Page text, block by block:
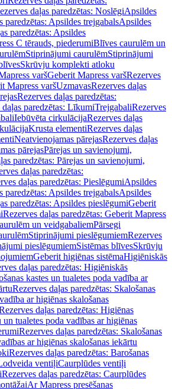
daļas paredzētas: NoslēgiApsildes
paredzētas: Apsildes trejgabalsApsildes
paredzētas: Apsildes
C tērauds, piederumiBlīves caurulēm un
Stiprinājumi caurulēmStiprinājumi
Skrūvju komplekti atloku
varšGeberit Mapress varšRezerves
Mapress varšUzmavasRezerves daļas
Rezerves daļas paredzētas:
daļas paredzētas: LīkumiTrejgabaliRezerves
Iebūvēta cirkulācijaRezerves daļas
Krusta elementiRezerves daļas
Neatvienojamas pārejasRezerves daļas
pārejasPārejas un savienojumi,
paredzētas: Pārejas un savienojumi,
daļas paredzētas:
daļas paredzētas: PieslēgumiApsildes
paredzētas: Apsildes trejgabalsApsildes
paredzētas: Apsildes pieslēgumiGeberit
Rezerves daļas paredzētas: Geberit Mapress
un veidgabaliemPārsegi
Stiprinājumi pieslēgumiemRezerves
pieslēgumiemSistēmas blīvesSkrūvju
Geberit higiēnas sistēmaHigiēniskās
daļas paredzētas: Higiēniskās
kastes un tualetes poda vadība ar
Rezerves daļas paredzētas: Skalošanas
ar higiēnas skalošanas
daļas paredzētas: Higiēnas
un tualetes poda vadības ar higiēnas
Rezerves daļas paredzētas: Skalošanas
ar higiēnas skalošanas iekārtu
Rezerves daļas paredzētas: Barošanas
ventiļiCaurplūdes ventiļi
Rezerves daļas paredzētas: Caurplūdes
Ar Mapress presēšanas